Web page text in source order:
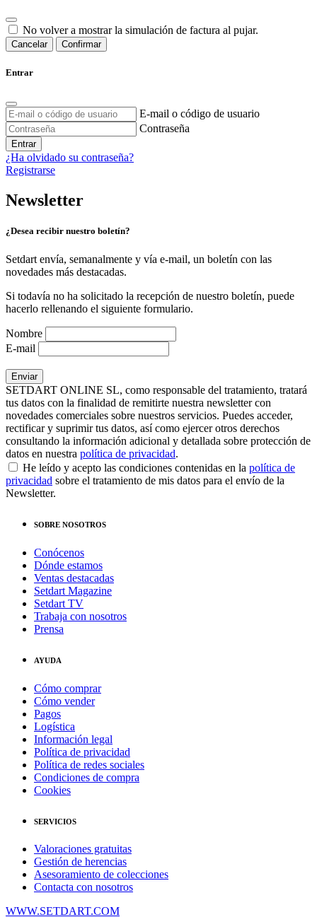
No volver a mostrar la simulación de factura al pujar.
Cancelar Confirmar
Entrar
E-mail o código de usuario
Contraseña
Entrar
¿Ha olvidado su contraseña?
Registrarse
Newsletter
¿Desea recibir nuestro boletín?
Setdart envía, semanalmente y vía e-mail, un boletín con las
novedades más destacadas.
Si todavía no ha solicitado la recepción de nuestro boletín, puede
hacerlo rellenando el siguiente formulario.
Nombre
E-mail
SETDART ONLINE SL, como responsable del tratamiento, tratará
tus datos con la finalidad de remitirte nuestra newsletter con
novedades comerciales sobre nuestros servicios. Puedes acceder,
rectificar y suprimir tus datos, así como ejercer otros derechos
consultando la información adicional y detallada sobre protección de
datos en nuestra política de privacidad.
He leído y acepto las condiciones contenidas en la política de
privacidad sobre el tratamiento de mis datos para el envío de la
Newsletter.
SOBRE NOSOTROS
Conócenos
Dónde estamos
Ventas destacadas
Setdart Magazine
Setdart TV
Trabaja con nosotros
Prensa
AYUDA
Cómo comprar
Cómo vender
Pagos
Logística
Información legal
Política de privacidad
Política de redes sociales
Condiciones de compra
Cookies
SERVICIOS
Valoraciones gratuitas
Gestión de herencias
Asesoramiento de colecciones
Contacta con nosotros
WWW.SETDART.COM